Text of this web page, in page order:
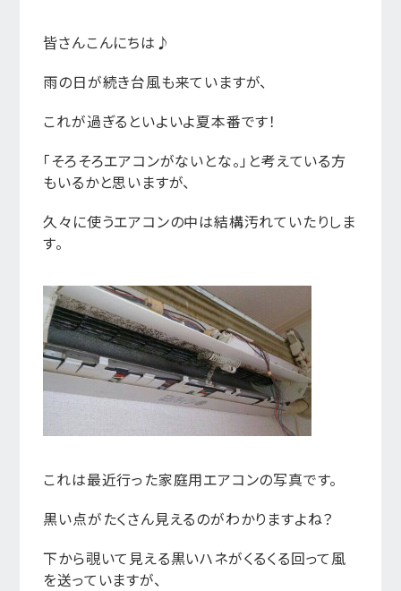
皆さんこんにちは♪
雨の日が続き台風も来ていますが、
これが過ぎるといよいよ夏本番です！
「そろそろエアコンがないとな。」と考えている方
もいるかと思いますが、
久々に使うエアコンの中は結構汚れていたりしま
す。
これは最近行った家庭用エアコンの写真です。
黒い点がたくさん見えるのがわかりますよね？
下から覗いて見える黒いハネがくるくる回って風
を送っていますが、